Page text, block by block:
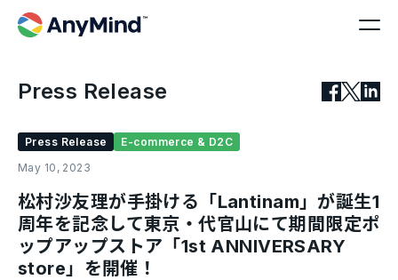
Press Release
Press Release
E-commerce & D2C
May 10, 2023
松村沙友理が手掛ける「Lantinam」が誕生1
周年を記念して東京・代官山にて期間限定ポ
ップアップストア「1st ANNIVERSARY
store」を開催！